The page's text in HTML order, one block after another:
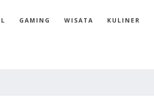
GAMING WISATA KULINER